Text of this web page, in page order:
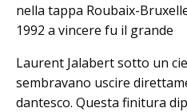
nella tappa Roubaix-
1992 a vincere fu il grande
Laurent Jalabert sotto un
sembravano uscire
dantesco. Questa finitura